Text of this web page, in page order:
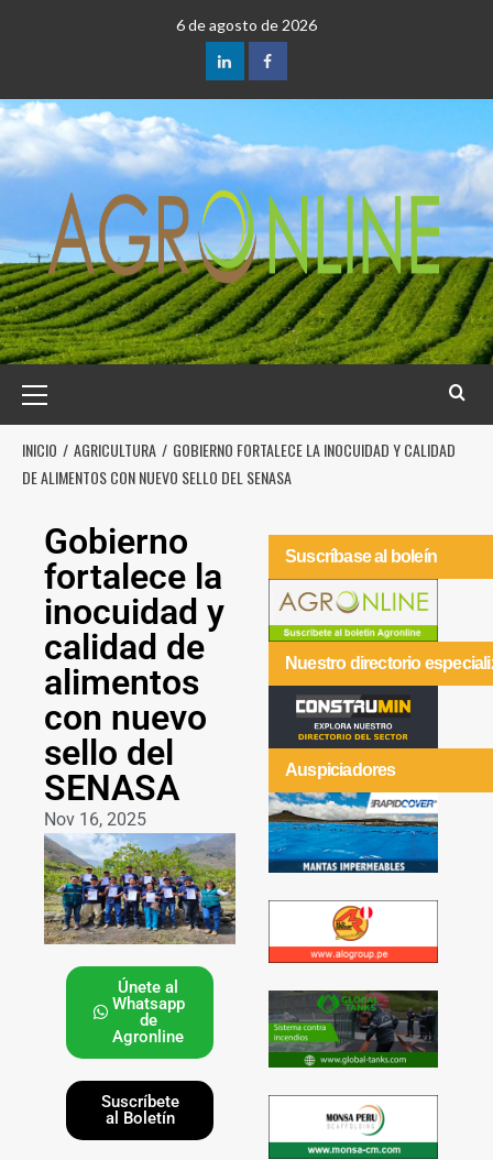
6 de agosto de 2026
INICIO AGRICULTURA
GOBIERNO FORTALECE LA INOCUIDAD Y CALIDAD
DE ALIMENTOS CON NUEVO SELLO DEL SENASA
Gobierno
fortalece la
inocuidad y
calidad de
alimentos
con nuevo
sello del
SENASA
Nov 16, 2025
Únete al
Whatsapp
de
Agronline
Suscríbete
al Boletín
Suscríbase al boleín
Nuestro directorio
Auspiciadores